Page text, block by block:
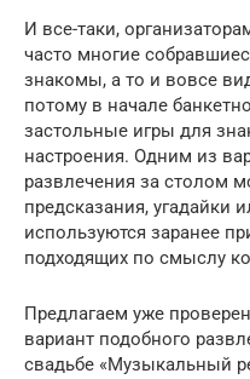
И все-таки,
часто многие
знакомы, а то и вовсе
потому в начале
застольные игры для
настроения. Одним из
развлечения за столом
предсказания, угадайки
используются заранее
подходящих по смыслу
Предлагаем уже
вариант подобного
свадьбе «Музыкальный